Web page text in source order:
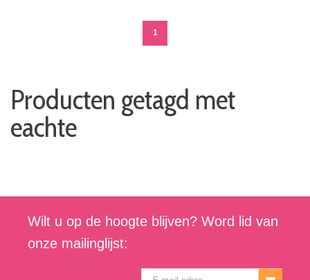
1
Producten getagd met
eachte
Wilt u op de hoogte blijven? Word lid van
onze mailinglijst: